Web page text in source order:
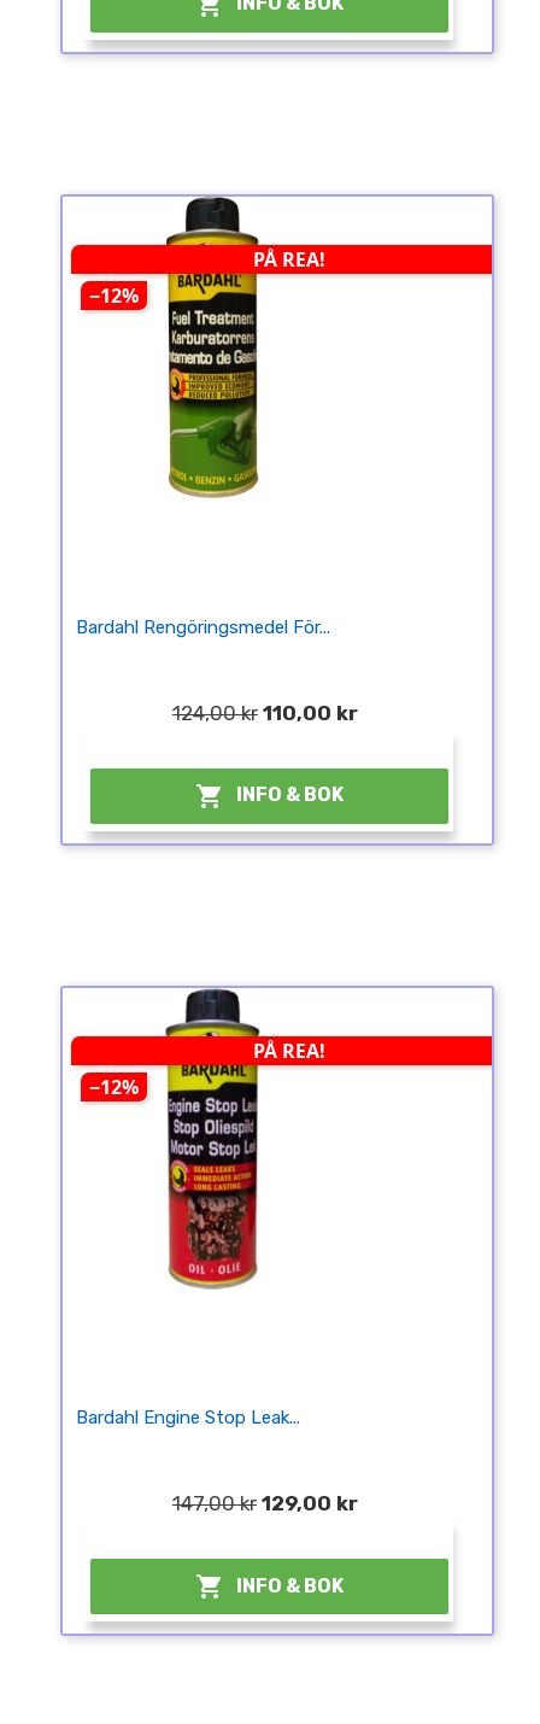
PÅ REA!
−12%
Bardahl Rengöringsmedel För...
124,00 kr 110,00 kr
 INFO & BOK
PÅ REA!
−12%
Bardahl Engine Stop Leak...
147,00 kr 129,00 kr
 INFO & BOK